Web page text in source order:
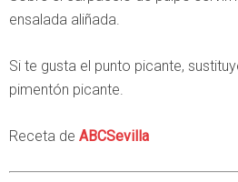
ensalada aliñada.
Si te gusta el punto picante,
pimentón picante.
Receta de ABCSevilla